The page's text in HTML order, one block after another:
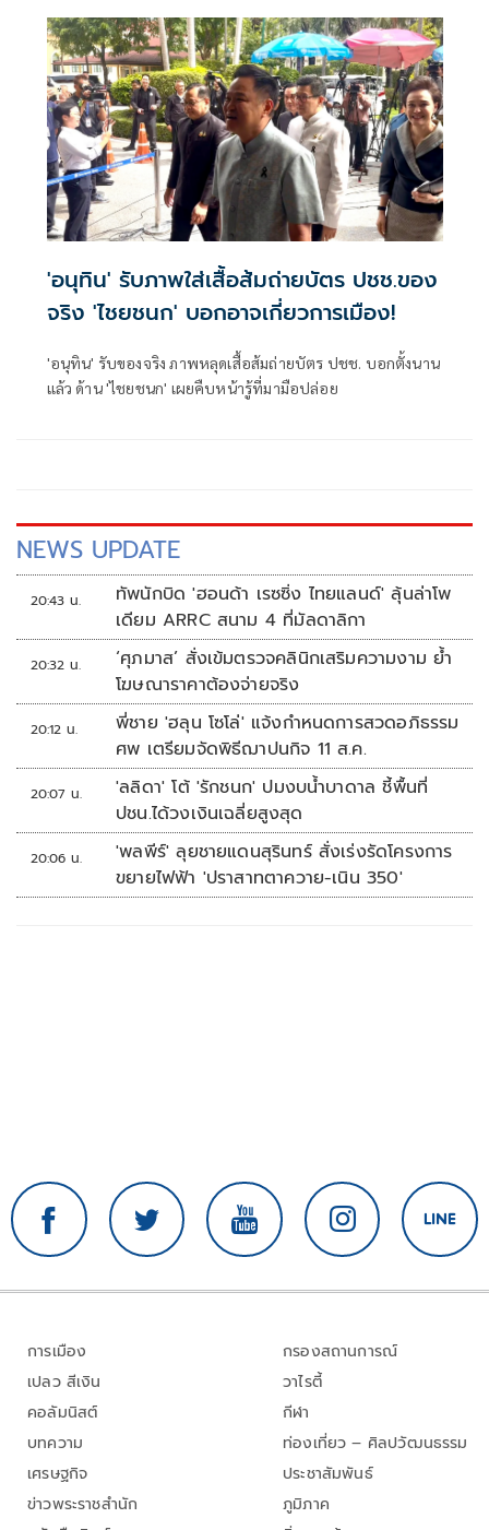
'อนุทิน' รับภาพใส่เสื้อส้มถ่ายบัตร ปชช.ของ
จริง 'ไชยชนก' บอกอาจเกี่ยวการเมือง!
'อนุทิน' รับของจริง ภาพหลุดเสื้อส้มถ่ายบัตร ปชช. บอกตั้งนาน
แล้ว ด้าน 'ไชยชนก' เผยคืบหน้ารู้ที่มามือปล่อย
NEWS UPDATE
20:43 น.
ทัพนักบิด 'ฮอนด้า เรซซิ่ง ไทยแลนด์' ลุ้นล่าโพ
เดียม ARRC สนาม 4 ที่มัลดาลิกา
20:32 น.
‘ศุภมาส’ สั่งเข้มตรวจคลินิกเสริมความงาม ย้ำ
โฆษณาราคาต้องจ่ายจริง
20:12 น.
พี่ชาย 'ฮลุน โซโล่' แจ้งกำหนดการสวดอภิธรรม
ศพ เตรียมจัดพิธีฌาปนกิจ 11 ส.ค.
20:07 น.
'ลลิดา' โต้ 'รักชนก' ปมงบน้ำบาดาล ชี้พื้นที่
ปชน.ได้วงเงินเฉลี่ยสูงสุด
20:06 น.
'พลพีร์' ลุยชายแดนสุรินทร์ สั่งเร่งรัดโครงการ
ขยายไฟฟ้า 'ปราสาทตาควาย-เนิน 350'
การเมือง
เปลว สีเงิน
คอลัมนิสต์
บทความ
เศรษฐกิจ
ข่าวพระราชสำนัก
กรองสถานการณ์
วาไรตี้
กีฬา
ท่องเที่ยว – ศิลปวัฒนธรรม
ประชาสัมพันธ์
ภูมิภาค